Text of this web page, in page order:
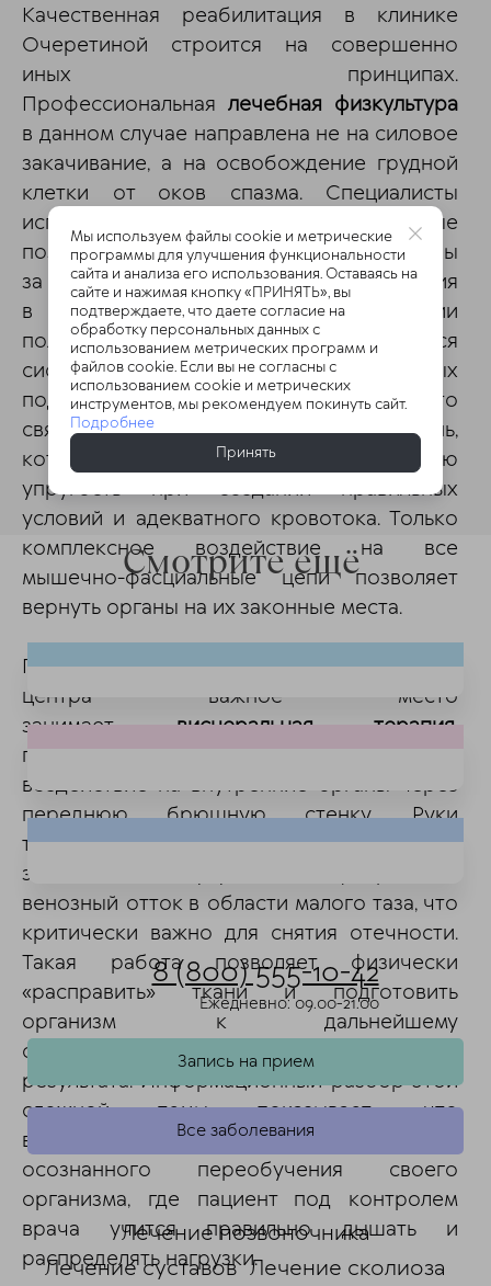
Качественная реабилитация в клинике
Очеретиной строится на совершенно
иных принципах.
Профессиональная лечебная физкультура
в данном случае направлена не на силовое
закачивание, а на освобождение грудной
клетки от оков спазма. Специалисты
используют упражнения, которые
позволяют приподнять внутренние органы
за счет создания отрицательного давления
в брюшной полости и коррекции
положения таза. Важным этапом является
системноеукрепление связок, на которых
подвешены органы. Важно понимать, что
связочный аппарат — это живая ткань,
которая может восстанавливать свою
упругость при создании правильных
условий и адекватного кровотока. Только
комплексное воздействие на все
мышечно-фасциальные цепи позволяет
вернуть органы на их законные места.
Помимо упражнений, в арсенале врачей
центра важное место
занимает висцеральная терапия
представляющая собой мягкое мануальное
воздействие на внутренние органы через
переднюю брюшную стенку. Руки
терапевта помогают разблокировать
застойные зоны, улучшить лимфодренаж и
венозный отток в области малого таза, что
критически важно для снятия отечности.
Такая работа позволяет физически
«расправить» ткани и подготовить
организм к дальнейшему
самостоятельному поддержанию
результата. Информационный разбор этой
сложной темы показывает, что
выздоровление — это процесс
осознанного переобучения своего
организма, где пациент под контролем
врача учится правильно дышать и
распределять нагрузки.
Смотрите ещё
8 (800) 555-10-42
Ежедневно: 09.00-21.00
Запись на прием
Все заболевания
Лечение позвоночника
Лечение суставов Лечение сколиоза
Мы используем файлы cookie и метрические
программы для улучшения функциональности
сайта и анализа его использования. Оставаясь на
сайте и нажимая кнопку «ПРИНЯТЬ», вы
подтверждаете, что даете согласие на
обработку персональных данных с
использованием метрических программ и
файлов cookie. Если вы не согласны с
использованием cookie и метрических
инструментов, мы рекомендуем покинуть сайт.
Подробнее
Принять